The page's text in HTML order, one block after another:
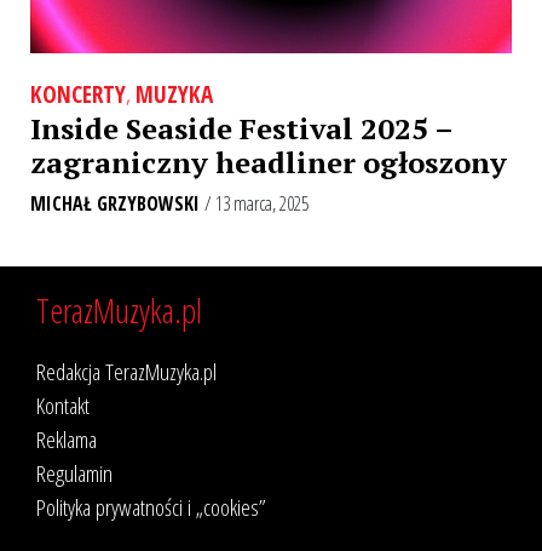
KONCERTY, MUZYKA
Inside Seaside Festival 2025 –
zagraniczny headliner ogłoszony
MICHAŁ GRZYBOWSKI / 13 marca, 2025
TerazMuzyka.pl
Redakcja TerazMuzyka.pl
Kontakt
Reklama
Regulamin
Polityka prywatności i „cookies”